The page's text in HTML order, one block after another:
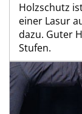
Holzschutz
einer Lasur
dazu. Guter
Stufen.